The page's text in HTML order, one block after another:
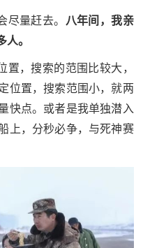
尽量赶去。 八年间，我亲
人。
，搜索的范围比较大，
位置，搜索范围小，就两
快点。或者是我单独潜入
上，分秒必争，与死神赛